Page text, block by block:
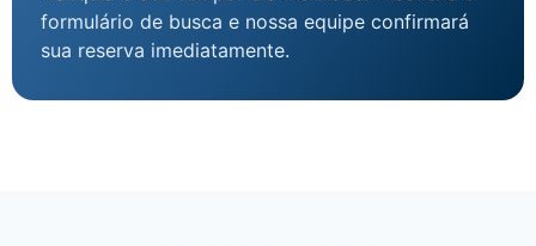
formulário de busca e nossa equipe confirmará
sua reserva imediatamente.